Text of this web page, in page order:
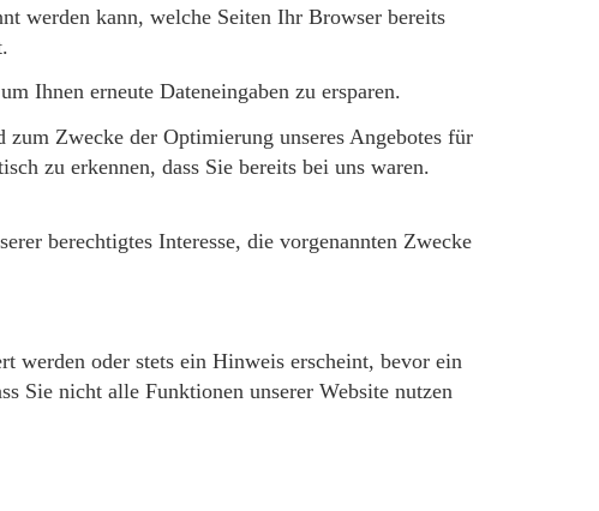
werden kann, welche Seiten Ihr Browser bereits
Ihnen erneute Dateneingaben zu ersparen.
Zwecke der Optimierung unseres Angebotes für
zu erkennen, dass Sie bereits bei uns waren.
berechtigtes Interesse, die vorgenannten Zwecke
werden oder stets ein Hinweis erscheint, bevor ein
Sie nicht alle Funktionen unserer Website nutzen